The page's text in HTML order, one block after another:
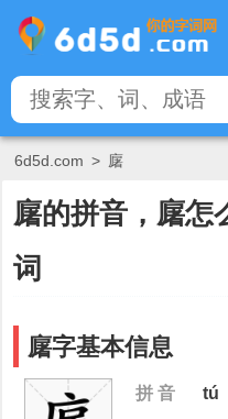
6d5d.com > 廜
廜的拼音，廜怎
词
廜字基本信息
拼 音
tú